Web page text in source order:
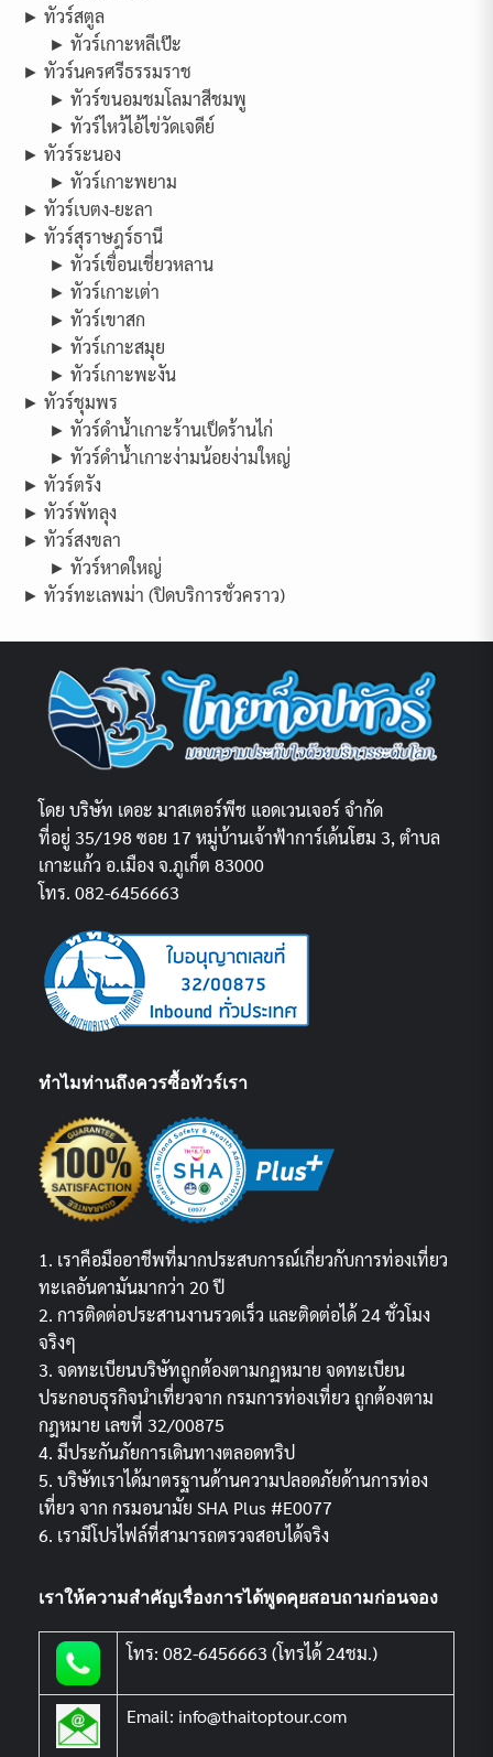
► ทัวร์สตูล
► ทัวร์เกาะหลีเป๊ะ
► ทัวร์นครศรีธรรมราช
► ทัวร์ขนอมชมโลมาสีชมพู
► ทัวร์ไหว้ไอ้ไข่วัดเจดีย์
► ทัวร์ระนอง
► ทัวร์เกาะพยาม
► ทัวร์เบตง-ยะลา
► ทัวร์สุราษฎร์ธานี
► ทัวร์เขื่อนเชี่ยวหลาน
► ทัวร์เกาะเต่า
► ทัวร์เขาสก
► ทัวร์เกาะสมุย
► ทัวร์เกาะพะงัน
► ทัวร์ชุมพร
► ทัวร์ดำน้ำเกาะร้านเป็ดร้านไก่
► ทัวร์ดำน้ำเกาะง่ามน้อยง่ามใหญ่
► ทัวร์ตรัง
► ทัวร์พัทลุง
► ทัวร์สงขลา
► ทัวร์หาดใหญ่
► ทัวร์ทะเลพม่า (ปิดบริการชั่วคราว)
โดย บริษัท เดอะ มาสเตอร์พีช แอดเวนเจอร์ จำกัด
ที่อยู่ 35/198 ซอย 17 หมู่บ้านเจ้าฟ้าการ์เด้นโฮม 3, ตำบล
เกาะแก้ว อ.เมือง จ.ภูเก็ต 83000
โทร. 082-6456663
ทำไมท่านถึงควรซื้อทัวร์เรา
1. เราคือมืออาชีพที่มากประสบการณ์เกี่ยวกับการท่องเที่ยว
ทะเลอันดามันมากว่า 20 ปี
2. การติดต่อประสานงานรวดเร็ว และติดต่อได้ 24 ชั่วโมง
จริงๆ
3. จดทะเบียนบริษัทถูกต้องตามกฏหมาย จดทะเบียน
ประกอบธุรกิจนำเที่ยวจาก กรมการท่องเที่ยว ถูกต้องตาม
กฎหมาย เลขที่ 32/00875
4. มีประกันภัยการเดินทางตลอดทริป
5. บริษัทเราได้มาตรฐานด้านความปลอดภัยด้านการท่อง
เที่ยว จาก กรมอนามัย SHA Plus #E0077
6. เรามีโปรไฟล์ที่สามารถตรวจสอบได้จริง
เราให้ความสำคัญเรื่องการได้พูดคุยสอบถามก่อนจอง
โทร: 082-6456663 (โทรได้ 24ชม.)
Email: info@thaitoptour.com